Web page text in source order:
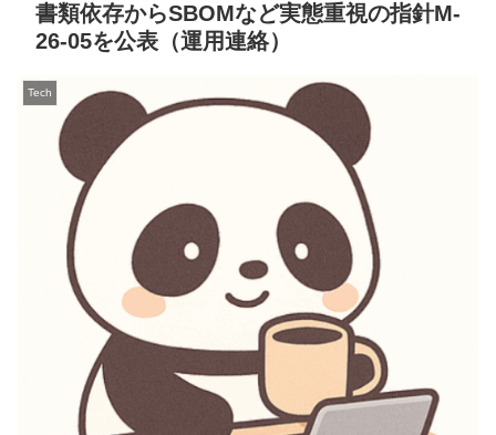
書類依存からSBOMなど実態重視の指針M-
26-05を公表（運用連絡）
Tech